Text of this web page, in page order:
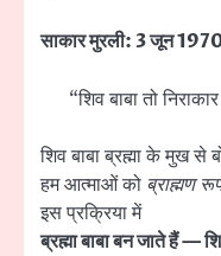
साकार मुरली: 3 जून
“शिव बाबा तो
शिव बाबा ब्रह्मा के मुख से
हम आत्माओं को ब्राह्मण
इस प्रक्रिया में
ब्रह्मा बाबा बन जाते हैं —